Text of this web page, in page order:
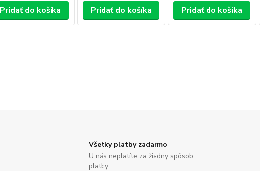
Pridať do košíka Pridať do košíka Pridať do košíka
Všetky platby zadarmo
U nás neplatíte za žiadny spôsob
platby.